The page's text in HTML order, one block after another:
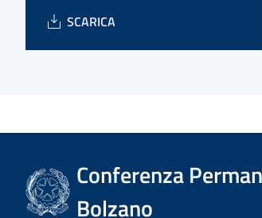
SCARICA
Conferenza
Bolzano